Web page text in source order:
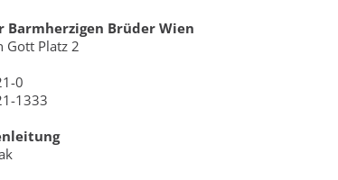
Barmherzigen Brüder Wien
Gott Platz 2
0
1333